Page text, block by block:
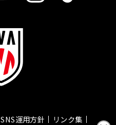
SNS運用方針 リンク集